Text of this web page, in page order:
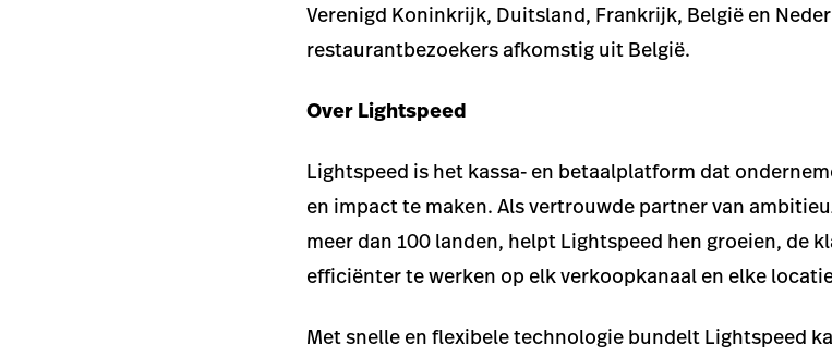
Verenigd Koninkrijk, Duitsland, Frankrijk, België en
restaurantbezoekers afkomstig uit België.
Over Lightspeed
Lightspeed is het kassa- en betaalplatform dat
en impact te maken. Als vertrouwde partner van
meer dan 100 landen, helpt Lightspeed hen groeien, de
efficiënter te werken op elk verkoopkanaal en elke
Met snelle en flexibele technologie bundelt Lightspeed